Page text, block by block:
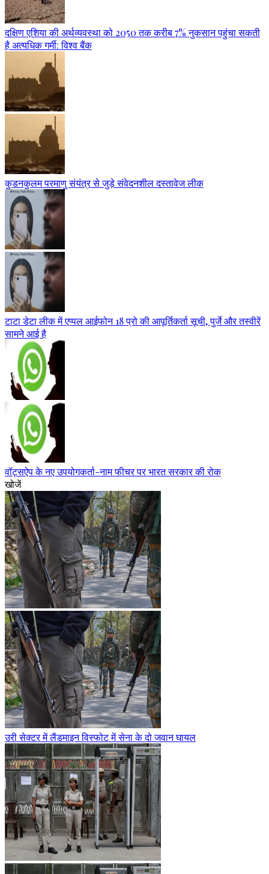
दक्षिण एशिया की अर्थव्यवस्था को 2050 तक करीब 7% नुकसान पहुंचा सकती
है अत्यधिक गर्मी: विश्व बैंक
कुडनकुलम परमाणु संयंत्र से जुड़े संवेदनशील दस्तावेज लीक
टाटा डेटा लीक में एप्पल आईफोन 18 प्रो की आपूर्तिकर्ता सूची, पुर्जे और तस्वीरें
सामने आई है
वॉट्सऐप के नए उपयोगकर्ता-नाम फीचर पर भारत सरकार की रोक
खोजें
उरी सेक्टर में लैंडमाइन विस्फोट में सेना के दो जवान घायल